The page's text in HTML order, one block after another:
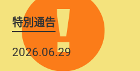
特別通告
2026.06.29